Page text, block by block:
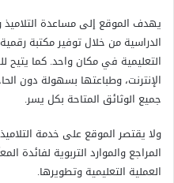
يهدف الموقع إلى مساعدة التلاميذ
الدراسية من خلال توفير مكتبة
التعليمية في مكان واحد. كما يتيح
الإنترنت، وطباعتها بسهولة دون
جميع الوثائق المتاحة بكل يسر.
ولا يقتصر الموقع على خدمة
المراجع والموارد التربوية لفائدة
العملية التعليمية وتطويرها.